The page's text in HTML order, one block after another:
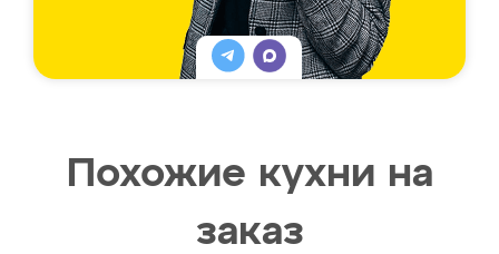
Похожие кухни на
заказ